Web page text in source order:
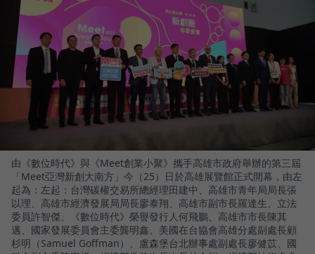
由《數位時代》與《Meet創業小聚》攜手高雄市政府舉辦的第三屆
「Meet亞灣新創大南方」今（25）日於高雄展覽館正式開幕，由左
起為：左起：台灣碳權交易所總經理田建中、高雄市青年局局長張
以理、高雄市經濟發展局局長廖泰翔、高雄市副市長羅達生、立法
委員許智傑、《數位時代》榮譽發行人何飛鵬、高雄市市長陳其
邁、國家發展委員會主委龔明鑫、美國在台協會高雄分處副處長顧
杉明（Samuel Goffman）、盧森堡台北辦事處副處長廖健苡、國